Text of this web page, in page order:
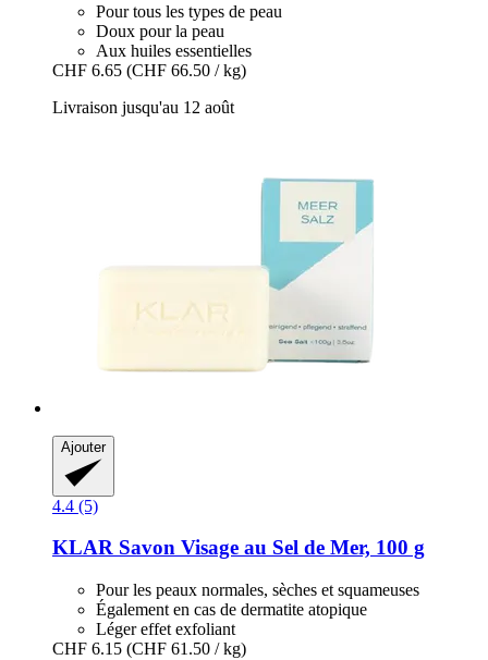
Pour tous les types de peau
Doux pour la peau
Aux huiles essentielles
CHF 6.65 (CHF 66.50 / kg)
Livraison jusqu'au 12 août
Ajouter
4.4 (5)
KLAR Savon Visage au Sel de Mer, 100 g
Pour les peaux normales, sèches et squameuses
Également en cas de dermatite atopique
Léger effet exfoliant
CHF 6.15 (CHF 61.50 / kg)